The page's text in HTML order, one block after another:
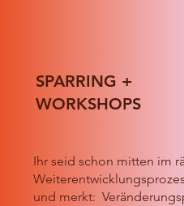
SPARRING +
WORKSHOPS
Ihr seid schon mitten im
und merkt: